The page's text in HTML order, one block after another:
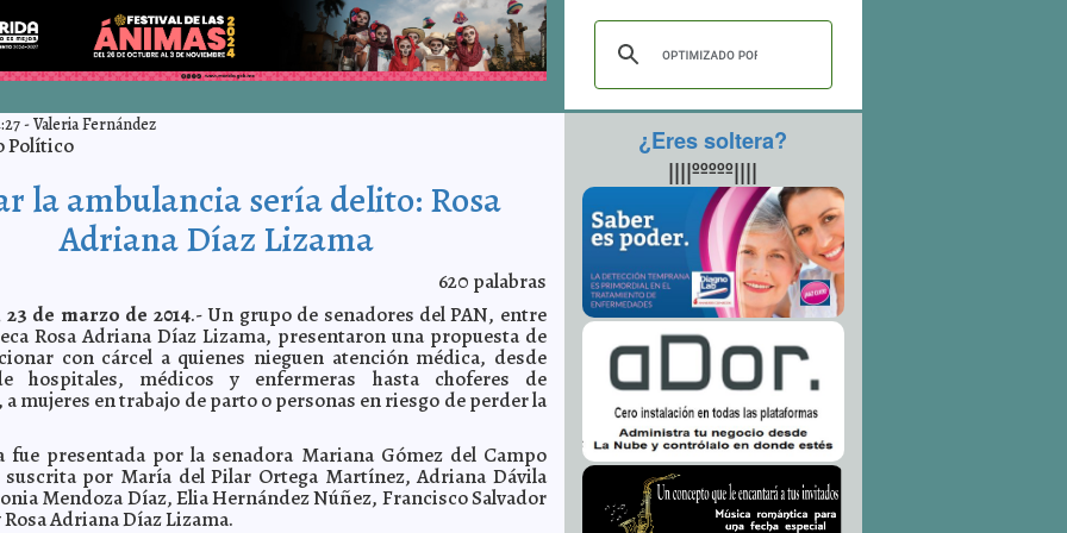
-Valeria Fernández
Político
la ambulancia sería delito: Rosa
Adriana Díaz Lizama
620 palabras
de marzo de 2014.- Un grupo de senadores del PAN, entre
Rosa Adriana Díaz Lizama, presentaron una propuesta de
con cárcel a quienes nieguen atención médica, desde
hospitales, médicos y enfermeras hasta choferes de
mujeres en trabajo de parto o personas en riesgo de perder la
fue presentada por la senadora Mariana Gómez del Campo
suscrita por María del Pilar Ortega Martínez, Adriana Dávila
Mendoza Díaz, Elia Hernández Núñez, Francisco Salvador
Adriana Díaz Lizama.
¿Eres soltera?
||||ººººº||||